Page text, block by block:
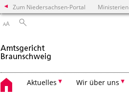
Zum Niedersachsen-Portal Ministerien
AA
Aktuelles Wir über uns